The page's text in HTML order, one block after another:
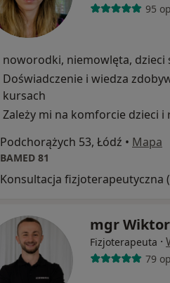
95
noworodki, niemowlęta, dzieci
Doświadczenie i wiedza
kursach
Zależy mi na komforcie dzieci i
Podchorążych 53, Łódź • Mapa
BAMED 81
mgr
Fizjoterapeuta ·
79